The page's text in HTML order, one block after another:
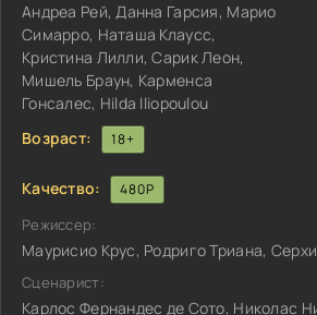
Андреа Рей, Данна Гарсия, Марио
Симарро, Наташа Клаусс,
Кристина Лилли, Сарик Леон,
Мишель Браун, Карменса
Гонсалес, Hilda Iliopoulou
Возраст:
18+
Качество: 480P
Режиссер:
Маурисио Крус, Родриго Триана,
Сценарист:
Карлос Фернандес де Сото, Николас